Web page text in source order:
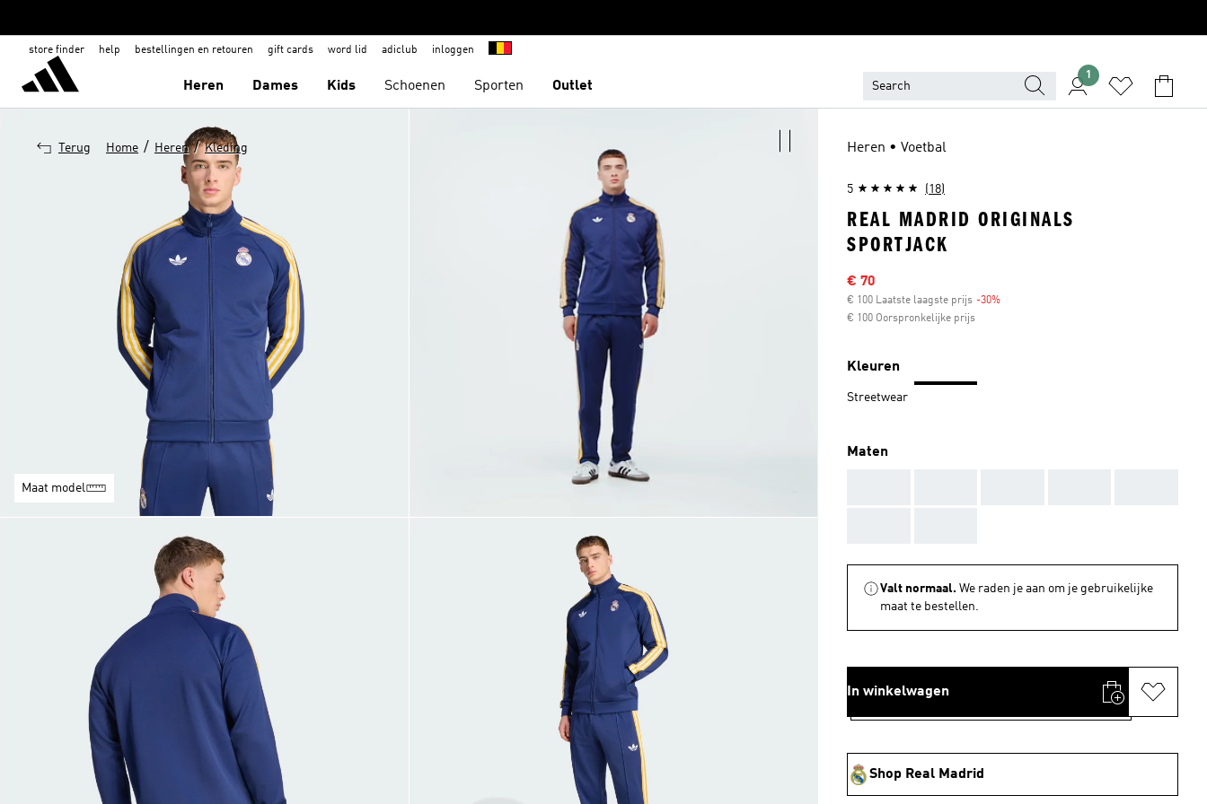
store finder help bestellingen en retouren gift cards word lid adiclub inloggen
Heren Dames Kids Schoenen Sporten Outlet
1
Terug Home / Heren / Kleding
Maat model
Heren • Voetbal
5 (18)
REAL MADRID ORIGINALS
SPORTJACK
Sale price
€ 70
€ 100 Laatste laagste prijs -30%
€ 100 Oorspronkelijke prijs
Kleuren
Streetwear
Maten
Valt normaal. We raden je aan om je gebruikelijke
maat te bestellen.
In winkelwagen
Shop Real Madrid